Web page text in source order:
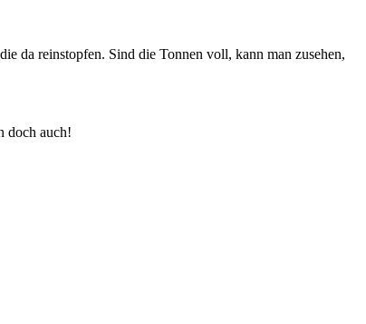
da reinstopfen. Sind die Tonnen voll, kann man zusehen,
doch auch!